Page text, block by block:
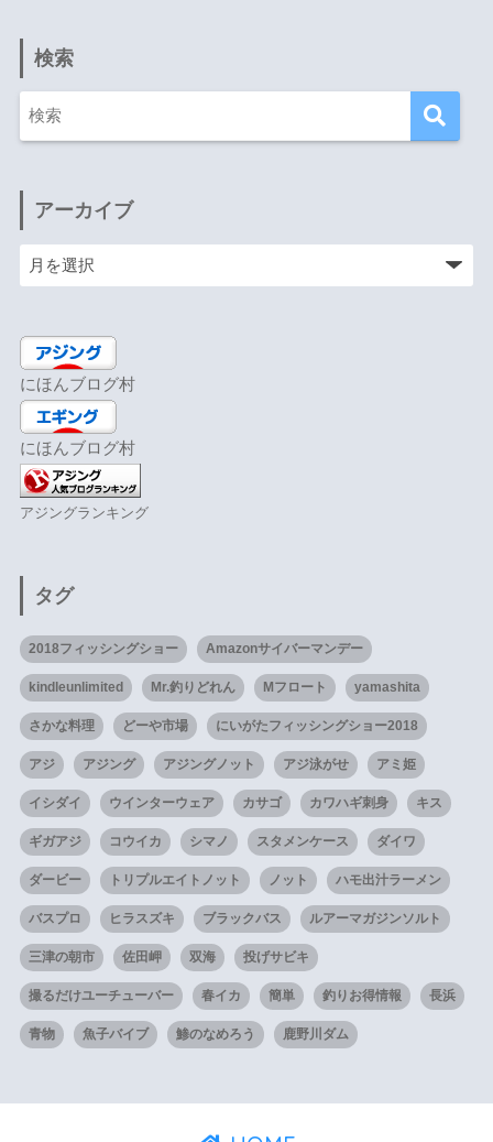
検索
アーカイブ
にほんブログ村
にほんブログ村
アジングランキング
タグ
2018フィッシングショー Amazonサイバーマンデー
kindleunlimited Mr.釣りどれん Mフロート yamashita
さかな料理 どーや市場 にいがたフィッシングショー2018
アジ アジング アジングノット アジ泳がせ アミ姫
イシダイ ウインターウェア カサゴ カワハギ刺身 キス
ギガアジ コウイカ シマノ スタメンケース ダイワ
ダービー トリプルエイトノット ノット ハモ出汁ラーメン
バスプロ ヒラスズキ ブラックバス ルアーマガジンソルト
三津の朝市 佐田岬 双海 投げサビキ
撮るだけユーチューバー 春イカ 簡単 釣りお得情報 長浜
青物 魚子バイブ 鯵のなめろう 鹿野川ダム